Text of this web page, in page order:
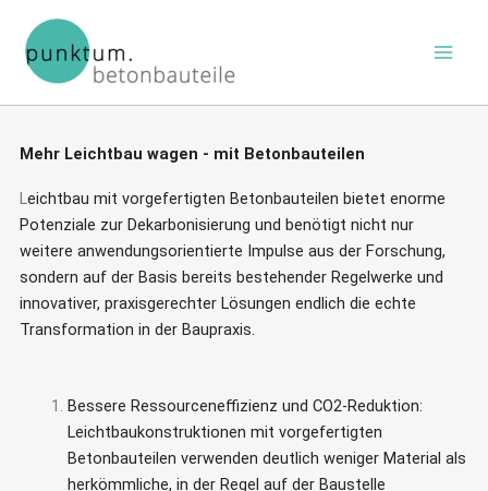
Inhalt
springen
Mehr Leichtbau wagen - mit Betonbauteilen
Leichtbau mit vorgefertigten Betonbauteilen bietet enorme
Potenziale zur Dekarbonisierung und benötigt nicht nur
weitere anwendungsorientierte Impulse aus der Forschung,
sondern auf der Basis bereits bestehender Regelwerke und
innovativer, praxisgerechter Lösungen endlich die echte
Transformation in der Baupraxis.
Bessere Ressourceneffizienz und CO2-Reduktion:
Leichtbaukonstruktionen mit vorgefertigten
Betonbauteilen verwenden deutlich weniger Material als
herkömmliche, in der Regel auf der Baustelle